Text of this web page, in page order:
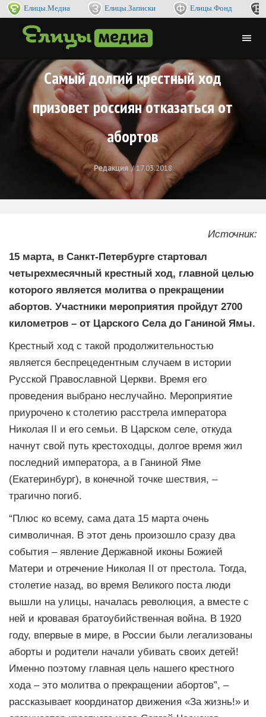
Елицы.Медиа Елицы.Записки Елицы.Фонд
Самый долгий крестный ход
призовет россиян отказаться от
абортов
Редакция 17.03.2018
Источник:
15 марта, в Санкт-Петербурге стартовал
четырехмесячный крестный ход, главной целью
которого является молитва о прекращении
абортов. Участники мероприятия пройдут 2700
километров – от Царского Села до Ганиной Ямы.
Крестный ход с такой продолжительностью
является беспрецедентным случаем в истории
Русской Православной Церкви. Время его
проведения выбрано неслучайно. Мероприятие
приурочено к столетию расстрела императора
Николая II и его семьи. В Царском селе, откуда
начнут свой путь крестоходцы, долгое время жил
последний императора, а в Ганиной Яме
(Екатеринбург), в конечной точке шествия, –
трагично погиб.
“Плюс ко всему, сама дата 15 марта очень
символичная. В этот день произошло сразу два
события – явление Державной иконы Божией
Матери и отречение Николая II от престола. Тогда,
столетие назад, во время Великого поста люди
вышли на улицы, началась революция, а вместе с
ней и кровавая братоубийственная война. В 1920
году, впервые в мире, в России были легализованы
аборты и родители начали убивать своих детей!
Именно поэтому главная цель нашего крестного
хода – это молитва о прекращении абортов”, –
рассказывает координатор движения «За жизнь!» и